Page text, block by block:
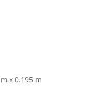
x 0.195 m